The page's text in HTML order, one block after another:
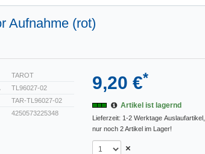
Aufnahme (rot)
TAROT
TL96027-02
TAR-TL96027-02
4250573225348
9,20 €*
Artikel ist lagernd
Lieferzeit: 1-2 Werktage Auslaufartikel,
nur noch 2 Artikel im Lager!
×